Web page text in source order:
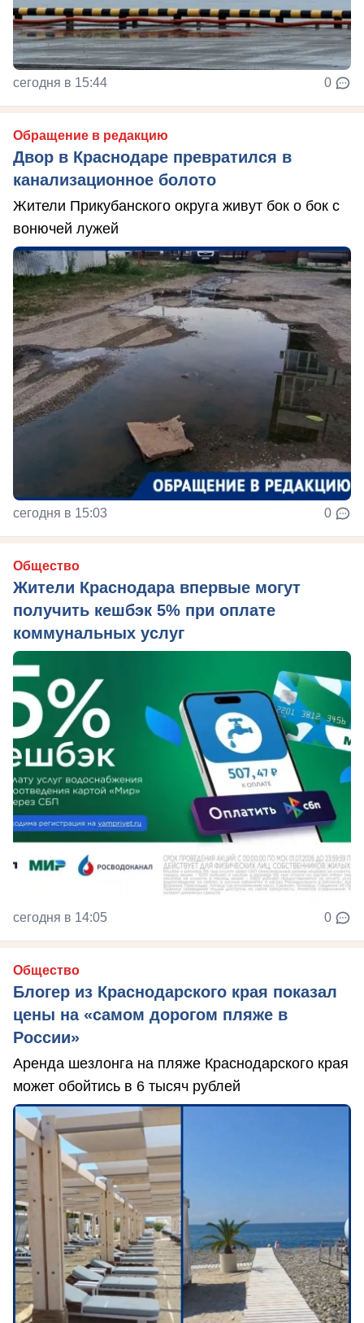
сегодня в 15:44 0
Обращение в редакцию
Двор в Краснодаре превратился в
канализационное болото
Жители Прикубанского округа живут бок о бок с
вонючей лужей
сегодня в 15:03 0
Общество
Жители Краснодара впервые могут
получить кешбэк 5% при оплате
коммунальных услуг
сегодня в 14:05 0
Общество
Блогер из Краснодарского края показал
цены на «самом дорогом пляже в
России»
Аренда шезлонга на пляже Краснодарского края
может обойтись в 6 тысяч рублей